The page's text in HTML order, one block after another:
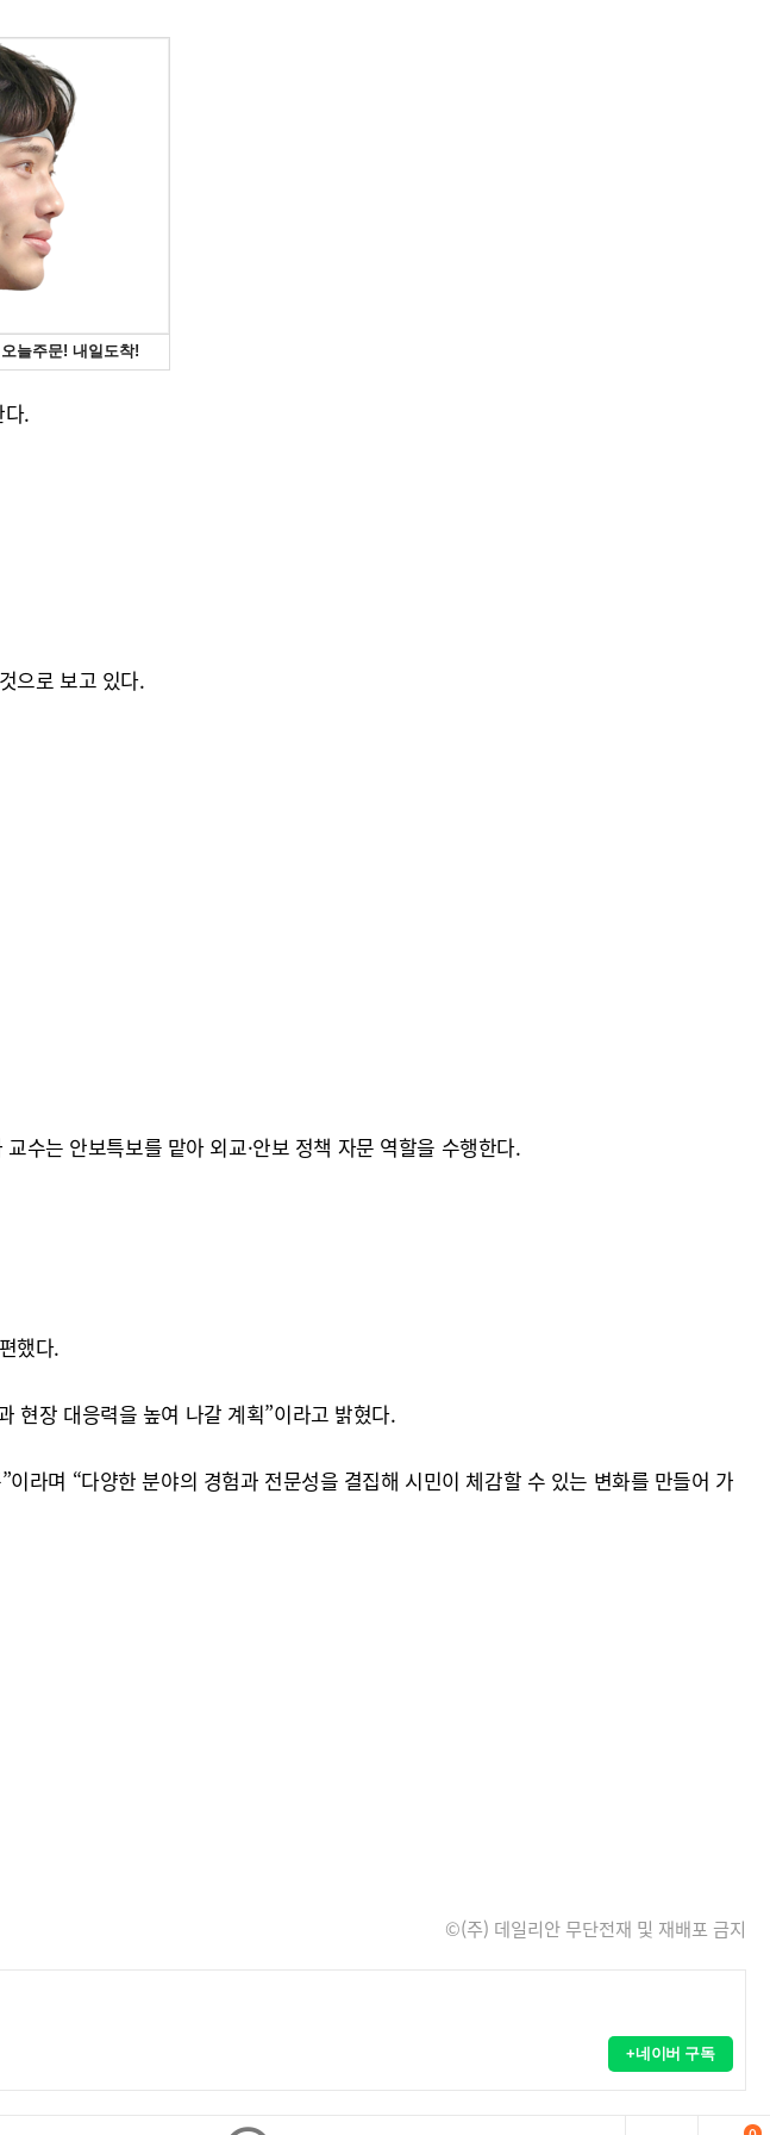
.
으로 보고 있다.
수는 안보특보를 맡아 외교·안보 정책 자문 역할을 수행한다.
했다.
현장 대응력을 높여 나갈 계획”이라고 밝혔다.
라며 “다양한 분야의 경험과 전문성을 결집해 시민이 체감할 수 있는 변화를 만들어 가
©(주) 데일리안 무단전재 및 재배포 금지
+네이버 구독